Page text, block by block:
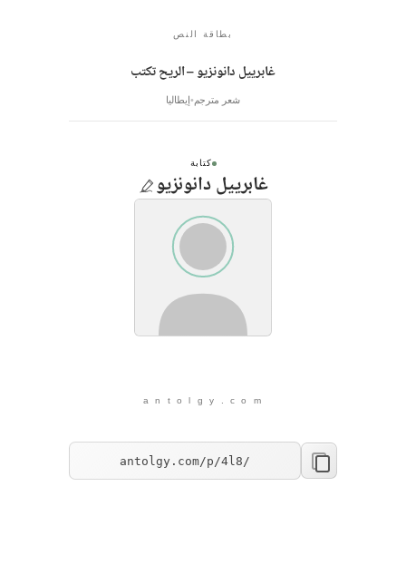
بطاقة النص
غابرييل دانونزيو – الريح تكتب
شعر مترجم إيطاليا
كتابة
غابرييل دانونزيو
a n t o l g y . c o m